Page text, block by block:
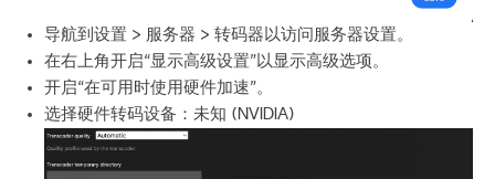
导航到设置 > 服务器 > 转码器以访问服务器设置。
在右上角开启“显示高级设置”以显示高级选项。
开启“在可用时使用硬件加速”。
选择硬件转码设备：未知 (NVIDIA)